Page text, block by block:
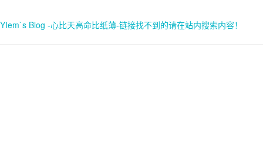
YIem`s Blog -心比天高命比纸薄-链接找不到的请在站内搜索内容！